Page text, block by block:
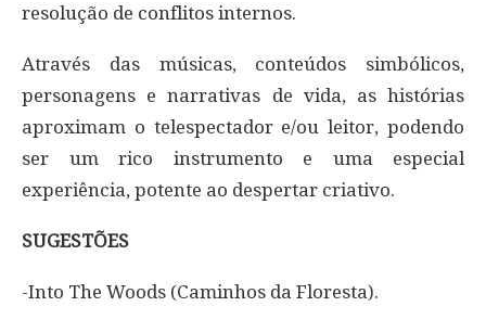
resolução de conflitos internos.
Através das músicas, conteúdos simbólicos,
personagens e narrativas de vida, as histórias
aproximam o telespectador e/ou leitor, podendo
ser um rico instrumento e uma especial
experiência, potente ao despertar criativo.
SUGESTÕES
-Into The Woods (Caminhos da Floresta).